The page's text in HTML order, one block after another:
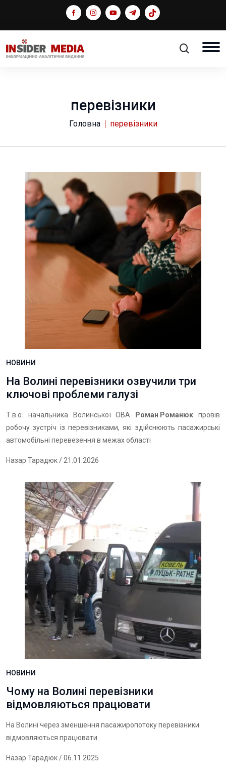
перевізники
Головна перевізники
НОВИНИ
На Волині перевізники озвучили три
ключові проблеми галузі
Т.в.о. начальника Волинської ОВА Роман Романюк провів
робочу зустріч із перевізниками, які здійснюють пасажирські
автомобільні перевезення в межах області
Назар Тарадюк/ 21.01.2026
НОВИНИ
Чому на Волині перевізники
відмовляються працювати
На Волині через зменшення пасажиропотоку перевізники
відмовляються працювати
Назар Тарадюк/ 06.11.2025